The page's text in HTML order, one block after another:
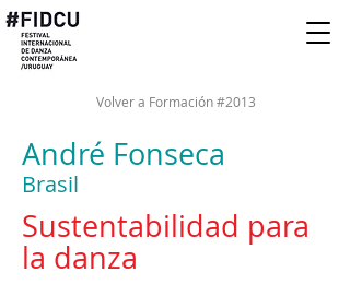
Volver a Formación #2013
André Fonseca
Brasil
Sustentabilidad para
la danza